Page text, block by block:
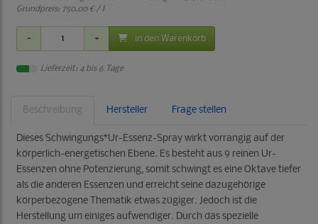
Grundpreis: 750,00 € / l
in den Warenkorb
Lieferzeit: 4 bis 6 Tage
Beschreibung Hersteller Frage stellen
Dieses Schwingungs*Ur-Essenz-Spray wirkt vorrangig auf der
körperlich-energetischen Ebene. Es besteht aus 9 reinen Ur-
Essenzen ohne Potenzierung, somit schwingt es eine Oktave tiefer
als die anderen Essenzen und erreicht seine dazugehörige
körperbezogene Thematik etwas zügiger. Jedoch ist die
Herstellung um einiges aufwendiger. Durch das spezielle